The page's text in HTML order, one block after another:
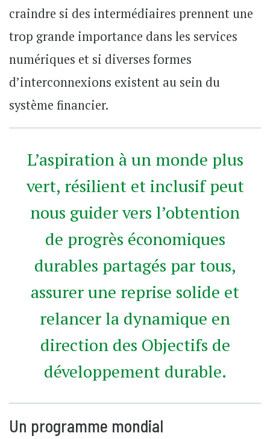
craindre si des intermédiaires prennent une
trop grande importance dans les services
numériques et si diverses formes
d’interconnexions existent au sein du
système financier.
L’aspiration à un monde plus
vert, résilient et inclusif peut
nous guider vers l’obtention
de progrès économiques
durables partagés par tous,
assurer une reprise solide et
relancer la dynamique en
direction des Objectifs de
développement durable.
Un programme mondial